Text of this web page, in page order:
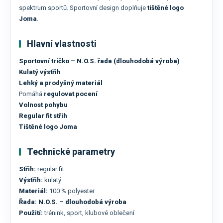
spektrum sportů. Sportovní design doplňuje tištěné logo
Joma.
Hlavní vlastnosti
Sportovní tričko – N.O.S. řada (dlouhodobá výroba)
Kulatý výstřih
Lehký a prodyšný materiál
Pomáhá regulovat pocení
Volnost pohybu
Regular fit střih
Tištěné logo Joma
Technické parametry
Střih: regular fit
Výstřih: kulatý
Materiál: 100 % polyester
Řada: N.O.S. – dlouhodobá výroba
Použití: trénink, sport, klubové oblečení